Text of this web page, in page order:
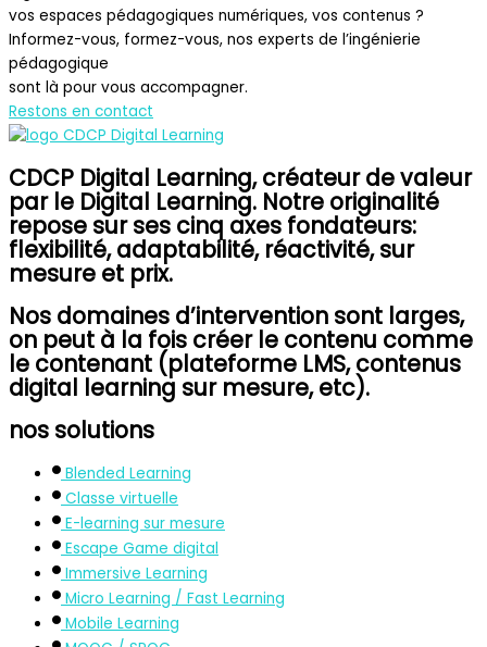
vos espaces pédagogiques numériques, vos contenus ?
Informez-vous, formez-vous, nos experts de l’ingénierie
pédagogique
sont là pour vous accompagner.
Restons en contact
CDCP Digital Learning, créateur de valeur
par le Digital Learning. Notre originalité
repose sur ses cinq axes fondateurs:
flexibilité, adaptabilité, réactivité, sur
mesure et prix.
Nos domaines d’intervention sont larges,
on peut à la fois créer le contenu comme
le contenant (plateforme LMS, contenus
digital learning sur mesure, etc).
nos solutions
Blended Learning
Classe virtuelle
E-learning sur mesure
Escape Game digital
Immersive Learning
Micro Learning / Fast Learning
Mobile Learning